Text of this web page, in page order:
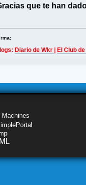
que te han
Diario de Wkr |El Club
Machines